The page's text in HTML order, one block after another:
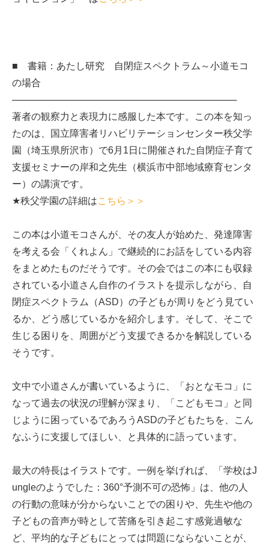
■ 書籍：あたし研究 自閉症スペクトラム～小道モコ
の場合
──────────────────────────────────
著者の観察力と表現力に感服した本です。この本を知っ
たのは、国立障害者リハビリテーションセンター秩父学
園（埼玉県所沢市）で6月1日に開催された自閉症子育て
支援セミナーの岸和之先生（横浜市中部地域療育センタ
ー）の講演です。
★秩父学園の詳細はこちら＞＞
この本は小道モコさんが、その友人が始めた、発達障害
を考える会「くれよん」で継続的にお話をしている内容
をまとめたものだそうです。その会ではこの本にも収録
されている小道さん自作のイラストを提示しながら、自
閉症スペクトラム（ASD）の子どもが周りをどう見てい
るか、どう感じているかを紹介します。そして、そこで
生じる困りを、周囲がどう支援できるかを解説している
そうです。
文中で小道さんが書いているように、「おとなモコ」に
なって過去の状況の理解が深まり、「こどもモコ」と同
じように困っているであろうASDの子どもたちを、こん
なふうに支援してほしい、と具体的に語っています。
最大の特長はイラストです。一例を挙げれば、「学校はJ
ungleのようでした：360°予測不可の恐怖」は、他の人
の行動の意味が分からないことでの困りや、先生や他の
子どもの音声が時として苦痛を引き起こす感覚過敏な
ど、平均的な子どもにとっては問題にならないことが、